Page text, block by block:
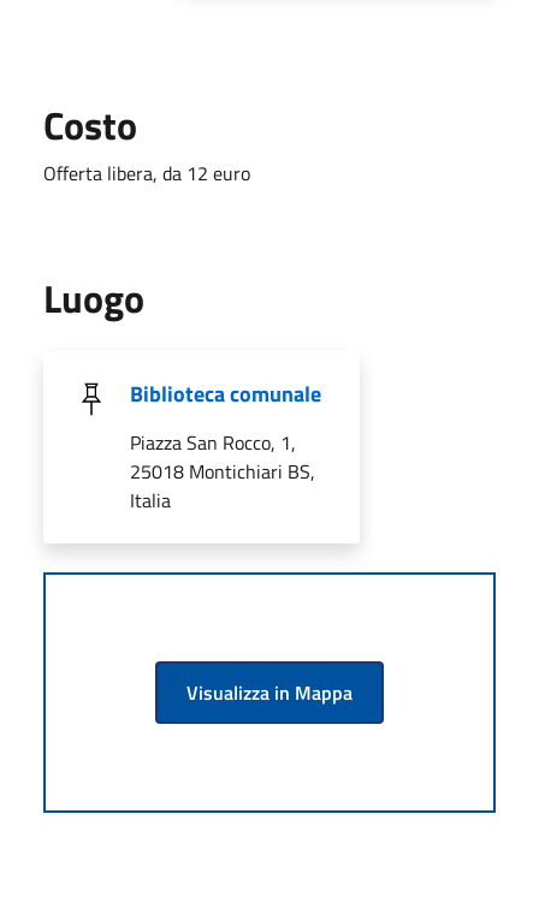
Costo
Offerta libera, da 12 euro
Luogo
Biblioteca comunale
Piazza San Rocco, 1,
25018 Montichiari BS,
Italia
Visualizza in Mappa